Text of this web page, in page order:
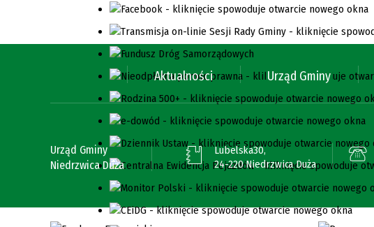
Aktualności Urząd Gminy
Urząd Gminy
Niedrzwica Duża
Lubelska30,
24-220 Niedrzwica Duża